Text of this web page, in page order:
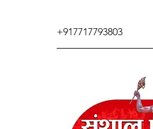
+917717793803